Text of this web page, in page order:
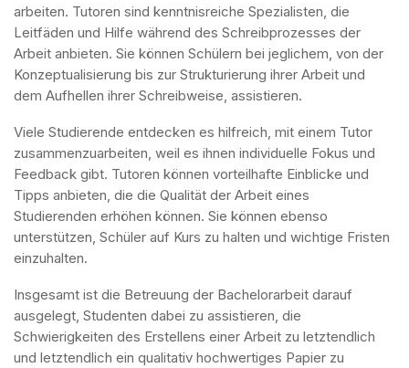
arbeiten. Tutoren sind kenntnisreiche Spezialisten, die
Leitfäden und Hilfe während des Schreibprozesses der
Arbeit anbieten. Sie können Schülern bei jeglichem, von der
Konzeptualisierung bis zur Strukturierung ihrer Arbeit und
dem Aufhellen ihrer Schreibweise, assistieren.
Viele Studierende entdecken es hilfreich, mit einem Tutor
zusammenzuarbeiten, weil es ihnen individuelle Fokus und
Feedback gibt. Tutoren können vorteilhafte Einblicke und
Tipps anbieten, die die Qualität der Arbeit eines
Studierenden erhöhen können. Sie können ebenso
unterstützen, Schüler auf Kurs zu halten und wichtige Fristen
einzuhalten.
Insgesamt ist die Betreuung der Bachelorarbeit darauf
ausgelegt, Studenten dabei zu assistieren, die
Schwierigkeiten des Erstellens einer Arbeit zu letztendlich
und letztendlich ein qualitativ hochwertiges Papier zu